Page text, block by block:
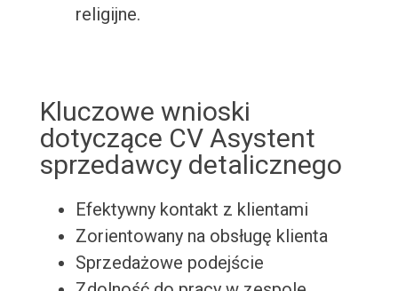
religijne.
Kluczowe wnioski
dotyczące CV Asystent
sprzedawcy detalicznego
Efektywny kontakt z klientami
Zorientowany na obsługę klienta
Sprzedażowe podejście